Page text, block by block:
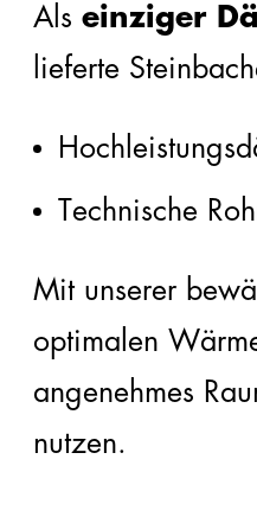
Als einziger
lieferte
Technische
Mit unserer
optimalen
angenehmes
nutzen.